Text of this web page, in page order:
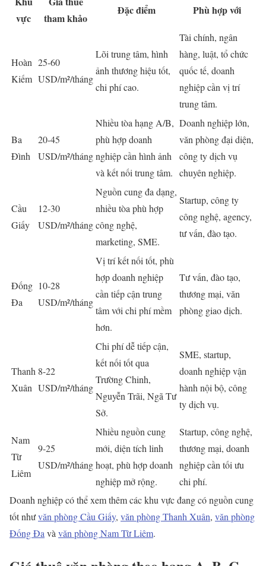
vực
tham khảo
Đặc điểm Phù hợp với
Hoàn
Kiếm
25-60
USD/m²/tháng
Lõi trung tâm, hình
ảnh thương hiệu tốt,
chi phí cao.
Tài chính, ngân
hàng, luật, tổ chức
quốc tế, doanh
nghiệp cần vị trí
trung tâm.
Ba
Đình
20-45
USD/m²/tháng
Nhiều tòa hạng A/B,
phù hợp doanh
nghiệp cần hình ảnh
và kết nối trung tâm.
Doanh nghiệp lớn,
văn phòng đại diện,
công ty dịch vụ
chuyên nghiệp.
Cầu
Giấy
12-30
USD/m²/tháng
Nguồn cung đa dạng,
nhiều tòa phù hợp
công nghệ,
marketing, SME.
Startup, công ty
công nghệ, agency,
tư vấn, đào tạo.
Đống
Đa
10-28
USD/m²/tháng
Vị trí kết nối tốt, phù
hợp doanh nghiệp
cần tiếp cận trung
tâm với chi phí mềm
hơn.
Tư vấn, đào tạo,
thương mại, văn
phòng giao dịch.
Thanh
Xuân
8-22
USD/m²/tháng
Chi phí dễ tiếp cận,
kết nối tốt qua
Trường Chinh,
Nguyễn Trãi, Ngã Tư
Sở.
SME, startup,
doanh nghiệp vận
hành nội bộ, công
ty dịch vụ.
Nam
Từ
Liêm
9-25
USD/m²/tháng
Nhiều nguồn cung
mới, diện tích linh
hoạt, phù hợp doanh
nghiệp mở rộng.
Startup, công nghệ,
thương mại, doanh
nghiệp cần tối ưu
chi phí.
Doanh nghiệp có thể xem thêm các khu vực đang có nguồn cung
tốt nhưvăn phòng Cầu Giấy, văn phòng Thanh Xuân, văn phòng
Đống Đa và văn phòng Nam Từ Liêm.